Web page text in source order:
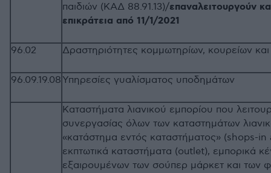
παιδιών (ΚΑΔ 88.91.13)/επαναλειτουργούν
επικράτεια από 11/1/2021
96.02 Δραστηριότητες κομμωτηρίων, κουρείων
96.09.19.08 Υπηρεσίες γυαλίσματος υποδημάτων
Καταστήματα λιανικού εμπορίου που
συνεργασίας όλων των καταστημάτων
«κατάστημα εντός καταστήματος» (shops-in
εκπτωτικά καταστήματα (outlet), εμπορικά
εξαιρουμένων των σούπερ μάρκετ και των